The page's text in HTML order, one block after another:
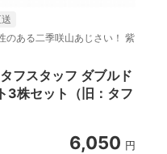
のある二季咲山あじさい！ 紫
フスタッフ ダブルド
3株セット（旧：タフ
6,050 円